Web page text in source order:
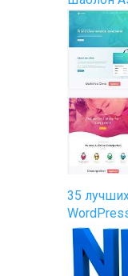
35